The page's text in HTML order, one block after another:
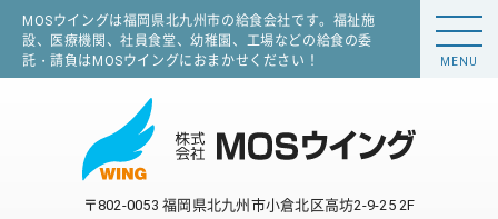
MOSウイングは福岡県北九州市の給食会社です。福祉施
設、医療機関、社員食堂、幼稚園、工場などの給食の委
託・請負はMOSウイングにおまかせください！
〒802-0053 福岡県北九州市小倉北区高坊2-9-25 2F
MENU